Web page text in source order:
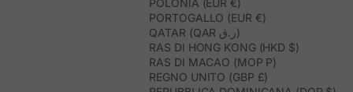
POLONIA (EUR €)
PORTOGALLO (EUR €)
QATAR (QAR ر.ق)
RAS DI HONG KONG (HKD $)
RAS DI MACAO (MOP P)
REGNO UNITO (GBP £)